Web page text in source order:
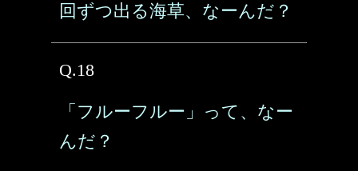
回ずつ出る海草、なーんだ？
Q.18
「フルーフルー」って、なー
んだ？